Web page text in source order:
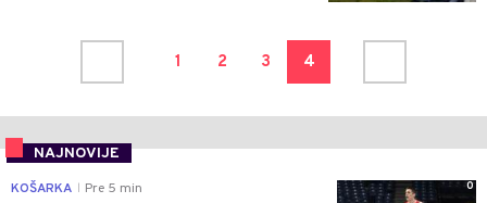
1 2 3 4
NAJNOVIJE
0
KOŠARKA Pre 5 min